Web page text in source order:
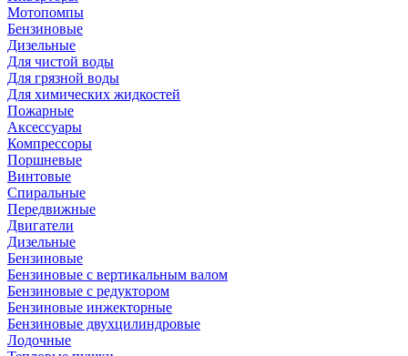
Мотопомпы
Бензиновые
Дизельные
Для чистой воды
Для грязной воды
Для химических жидкостей
Пожарные
Аксессуары
Компрессоры
Поршневые
Винтовые
Спиральные
Передвижные
Двигатели
Дизельные
Бензиновые
Бензиновые с вертикальным валом
Бензиновые с редуктором
Бензиновые инжекторные
Бензиновые двухцилиндровые
Лодочные